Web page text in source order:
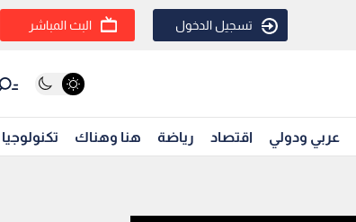
تسجيل الدخول البث المباشر
عربي ودولي اقتصاد رياضة هنا وهناك تكنولوجيا